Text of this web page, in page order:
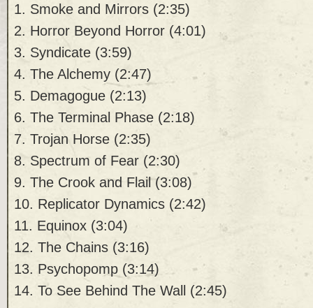
1. Smoke and Mirrors (2:35)
2. Horror Beyond Horror (4:01)
3. Syndicate (3:59)
4. The Alchemy (2:47)
5. Demagogue (2:13)
6. The Terminal Phase (2:18)
7. Trojan Horse (2:35)
8. Spectrum of Fear (2:30)
9. The Crook and Flail (3:08)
10. Replicator Dynamics (2:42)
11. Equinox (3:04)
12. The Chains (3:16)
13. Psychopomp (3:14)
14. To See Behind The Wall (2:45)